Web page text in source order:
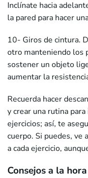
Inclínate hacia
la pared para hacer
10- Giros de cintura.
otro manteniendo los
sostener un objeto
aumentar la
Recuerda hacer
y crear una rutina
ejercicios; así, te
cuerpo. Si puedes, ve
a cada ejercicio,
Consejos a la